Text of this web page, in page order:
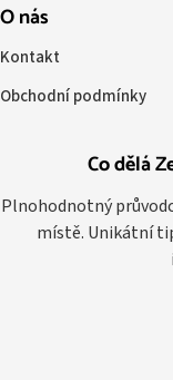
Co dělá
Plnohodnotný
místě. Unikátní
O nás
Kontakt
Obchodní podmínky